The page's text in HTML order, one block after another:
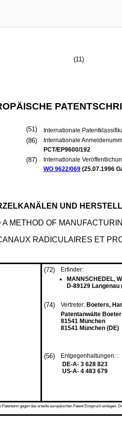
(11)
(51) Internationale
(86)
Internationale
PCT/EP9600/192
(87)
Internationale
WO 9622/069 (25.07.1996
UND
METHOD OF
RADICULAIRES ET
(72)
Erfinder:
MANNSCHEDEL,
D-89129 Langenau
(74) Vertreter: Boeters,
Patentanwälte
81541 München
81541 München (DE)
(56)
Entgegenhaltungen: :
DE-A- 3 628 823
US-A- 4 483 679
gegen das erteilte europäischen Patent Einspruch